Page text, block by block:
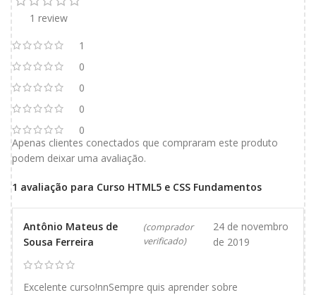
1 review
1
0
0
0
0
1 avaliação para Curso HTML5 e CSS Fundamentos
Antônio Mateus de
Sousa Ferreira
(comprador
verificado)
24 de novembro
de 2019
Excelente curso!nnSempre quis aprender sobre
Apenas clientes conectados que compraram este produto
podem deixar uma avaliação.